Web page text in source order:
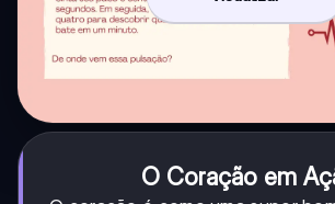
O Coração em